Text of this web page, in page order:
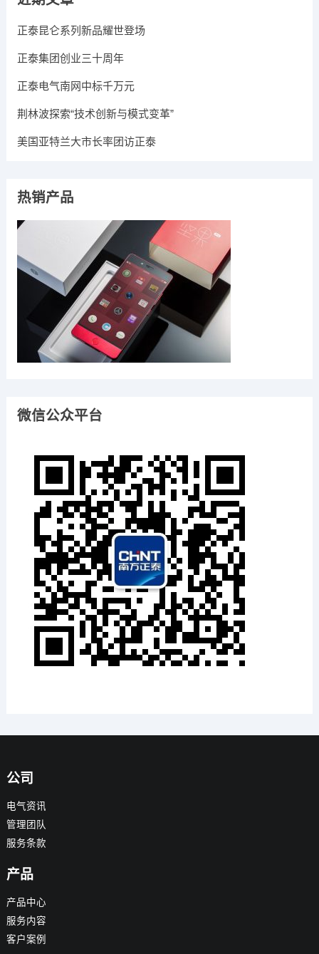
正泰昆仑系列新品耀世登场
正泰集团创业三十周年
正泰电气南网中标千万元
荆林波探索“技术创新与模式变革”
美国亚特兰大市长率团访正泰
热销产品
微信公众平台
公司
电气资讯
管理团队
服务条款
产品
产品中心
服务内容
客户案例